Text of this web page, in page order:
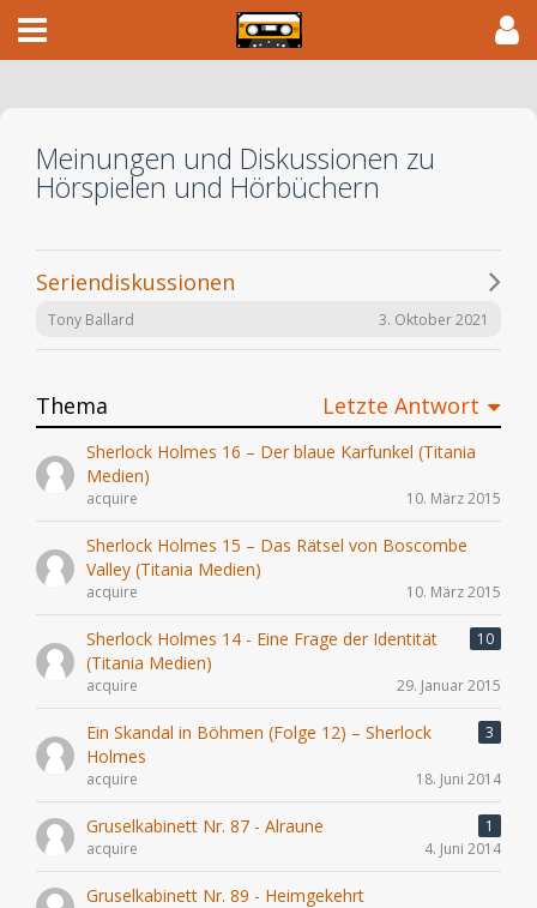
Meinungen und Diskussionen zu
Hörspielen und Hörbüchern
Seriendiskussionen
Tony Ballard 3. Oktober 2021
Thema Letzte Antwort
Sherlock Holmes 16 – Der blaue Karfunkel (Titania
Medien)
acquire 10. März 2015
Sherlock Holmes 15 – Das Rätsel von Boscombe
Valley (Titania Medien)
acquire 10. März 2015
Sherlock Holmes 14 - Eine Frage der Identität
(Titania Medien)
10
acquire 29. Januar 2015
Ein Skandal in Böhmen (Folge 12) – Sherlock
Holmes
3
acquire 18. Juni 2014
Gruselkabinett Nr. 87 - Alraune
1
acquire
4. Juni 2014
Gruselkabinett Nr. 89 - Heimgekehrt